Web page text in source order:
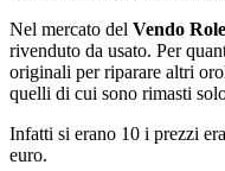
Nel mercato del Vendo
rivenduto da usato. Per
originali per riparare altri
quelli di cui sono rimasti
Infatti si erano 10 i prezzi
euro.